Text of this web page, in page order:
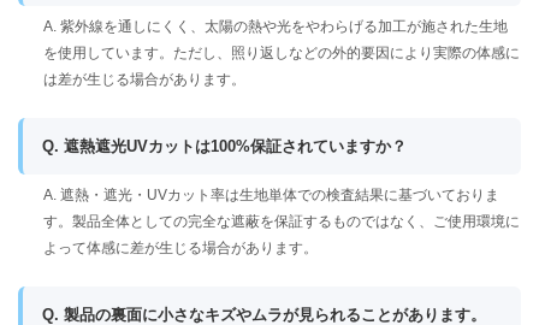
A. 紫外線を通しにくく、太陽の熱や光をやわらげる加工が施された生地
を使用しています。ただし、照り返しなどの外的要因により実際の体感に
は差が生じる場合があります。
Q. 遮熱遮光UVカットは100%保証されていますか？
A. 遮熱・遮光・UVカット率は生地単体での検査結果に基づいておりま
す。製品全体としての完全な遮蔽を保証するものではなく、ご使用環境に
よって体感に差が生じる場合があります。
Q. 製品の裏面に小さなキズやムラが見られることがあります。